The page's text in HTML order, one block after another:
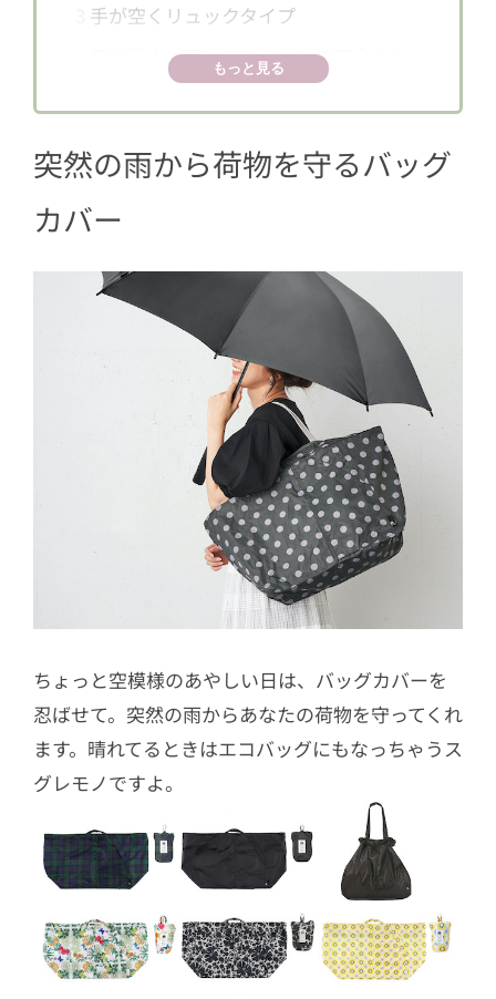
手が空くリュックタイプ
表は撥水、裏はラミネートで安心シン
プルトートバッグ
6汚れやシミに強いキャンバス地のトー
パパもママも使える多機能マザーズバ
ッグ
ショルダーベルトと巾着がついた便利
な大容量トート
もっと見る
突然の雨から荷物を守るバッグ
カバー
ちょっと空模様のあやしい日は、バッグカバーを
忍ばせて。突然の雨からあなたの荷物を守ってくれ
ます。晴れてるときはエコバッグにもなっちゃうス
グレモノですよ。